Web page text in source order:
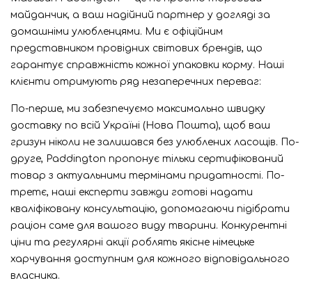
майданчик, а ваш надійний партнер у догляді за
домашніми улюбленцями. Ми є офіційним
представником провідних світових брендів, що
гарантує справжність кожної упаковки корму. Наші
клієнти отримують ряд незаперечних переваг:
По-перше, ми забезпечуємо максимально швидку
доставку по всій Україні (Нова Пошта), щоб ваш
гризун ніколи не залишався без улюблених ласощів. По-
друге, Paddington пропонує тільки сертифікований
товар з актуальними термінами придатності. По-
третє, наші експерти завжди готові надати
кваліфіковану консультацію, допомагаючи підібрати
раціон саме для вашого виду тварини. Конкурентні
ціни та регулярні акції роблять якісне німецьке
харчування доступним для кожного відповідального
власника.